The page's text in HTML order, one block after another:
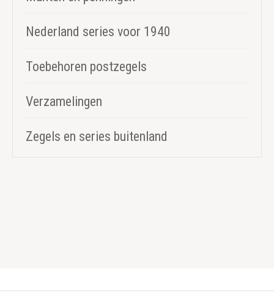
Nederland series voor 1940
Toebehoren postzegels
Verzamelingen
Zegels en series buitenland